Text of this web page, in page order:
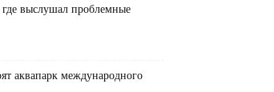
выслушал проблемные
аквапарк международного